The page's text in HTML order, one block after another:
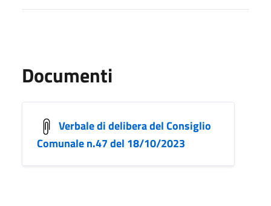
Documenti
Verbale di delibera del Consiglio
Comunale n.47 del 18/10/2023